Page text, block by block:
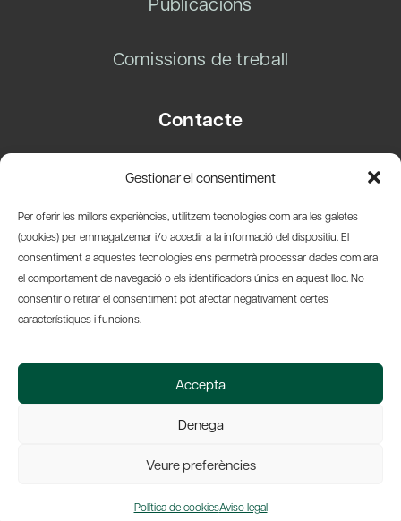
Gestionar el consentiment
Per oferir les millors experiències, utilitzem tecnologies com ara les galetes
(cookies) per emmagatzemar i/o accedir a la informació del dispositiu. El
consentiment a aquestes tecnologies ens permetrà processar dades com ara
el comportament de navegació o els identificadors únics en aquest lloc. No
consentir o retirar el consentiment pot afectar negativament certes
característiques i funcions.
Accepta
Denega
Veure preferències
Política de cookiesAviso legal
Comissions de treball
Contacte
08003 Barcelona
info@amicsdelpais.com
Suscripció Newsletter
© 2026 Societat Econòmica Barcelonesa d'Amics del País
Web by Ideamatic